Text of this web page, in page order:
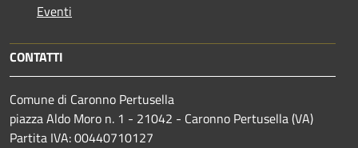
Eventi
CONTATTI
Comune di Caronno Pertusella
piazza Aldo Moro n. 1 - 21042 - Caronno Pertusella (VA)
Partita IVA: 00440710127